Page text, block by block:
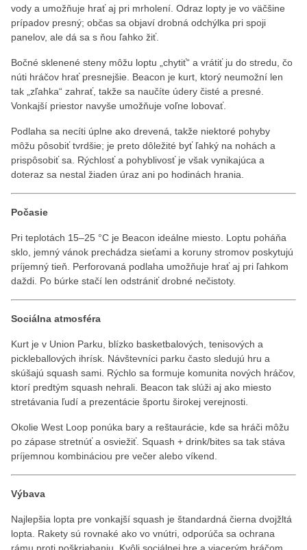
vody a umožňuje hrať aj pri mrholení. Odraz lopty je vo väčšine
prípadov presný; občas sa objaví drobná odchýlka pri spoji
panelov, ale dá sa s ňou ľahko žiť.
Bočné sklenené steny môžu loptu „chytiť“ a vrátiť ju do stredu, čo
núti hráčov hrať presnejšie. Beacon je kurt, ktorý neumožní len
tak „zľahka“ zahrať, takže sa naučíte údery čisté a presné.
Vonkajší priestor navyše umožňuje voľne lobovať.
Podlaha sa necíti úplne ako drevená, takže niektoré pohyby
môžu pôsobiť tvrdšie; je preto dôležité byť ľahký na nohách a
prispôsobiť sa. Rýchlosť a pohyblivosť je však vynikajúca a
doteraz sa nestal žiaden úraz ani po hodinách hrania.
Počasie
Pri teplotách 15–25 °C je Beacon ideálne miesto. Loptu poháňa
sklo, jemný vánok prechádza sieťami a koruny stromov poskytujú
príjemný tieň. Perforovaná podlaha umožňuje hrať aj pri ľahkom
daždi. Po búrke stačí len odstrániť drobné nečistoty.
Sociálna atmosféra
Kurt je v Union Parku, blízko basketbalových, tenisových a
pickleballových ihrísk. Návštevníci parku často sledujú hru a
skúšajú squash sami. Rýchlo sa formuje komunita nových hráčov,
ktorí predtým squash nehrali. Beacon tak slúži aj ako miesto
stretávania ľudí a prezentácie športu širokej verejnosti.
Okolie West Loop ponúka bary a reštaurácie, kde sa hráči môžu
po zápase stretnúť a osviežiť. Squash + drink/bites sa tak stáva
príjemnou kombináciou pre večer alebo víkend.
Výbava
Najlepšia lopta pre vonkajší squash je štandardná čierna dvojžltá
lopta. Rakety sú rovnaké ako vo vnútri, odporúča sa ochrana
rámu proti poškriabaniu. Kvôli sociálnej hre a viacerým hráčom